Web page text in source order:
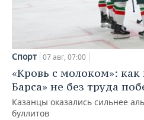
Спорт 07 авг, 07:00
«Кровь с молоком»:
Барса» не без труда
Казанцы оказались сильнее
буллитов